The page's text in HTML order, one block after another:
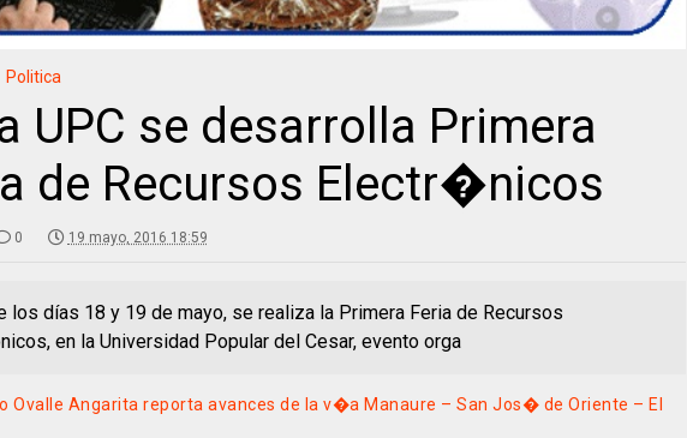
Politica
UPC se desarrolla Primera
de Recursos Electr�nicos
0 19 mayo, 2016 18:59
los días 18 y 19 de mayo, se realiza la Primera Feria de Recursos
en la Universidad Popular del Cesar, evento orga
Ovalle Angarita reporta avances de la v�a Manaure – San Jos� de Oriente – El